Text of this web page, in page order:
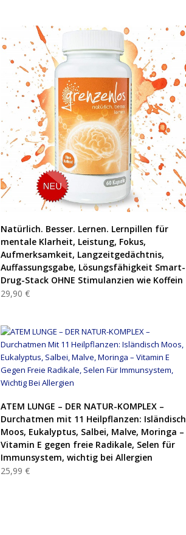
PRODUKT KAUFEN
Natürlich. Besser. Lernen. Lernpillen für
mentale Klarheit, Leistung, Fokus,
Aufmerksamkeit, Langzeitgedächtnis,
Auffassungsgabe, Lösungsfähigkeit Smart-
Drug-Stack OHNE Stimulanzien wie Koffein
29,90 €
PRODUKT KAUFEN
ATEM LUNGE – DER NATUR-KOMPLEX –
Durchatmen mit 11 Heilpflanzen: Isländisch
Moos, Eukalyptus, Salbei, Malve, Moringa –
Vitamin E gegen freie Radikale, Selen für
Immunsystem, wichtig bei Allergien
25,99 €